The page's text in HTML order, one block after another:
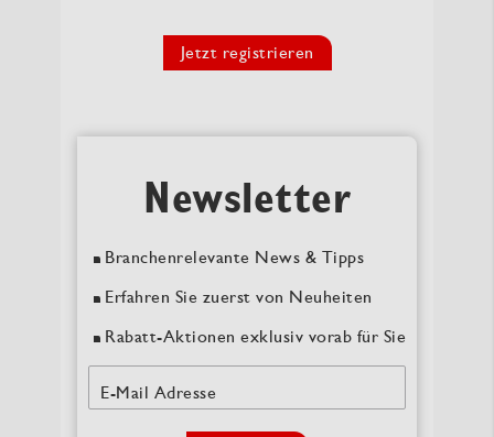
Newsletter
Branchenrelevante News & Tipps
Erfahren Sie zuerst von Neuheiten
Rabatt-Aktionen exklusiv vorab für Sie
E-Mail Adresse
Jetzt registrieren